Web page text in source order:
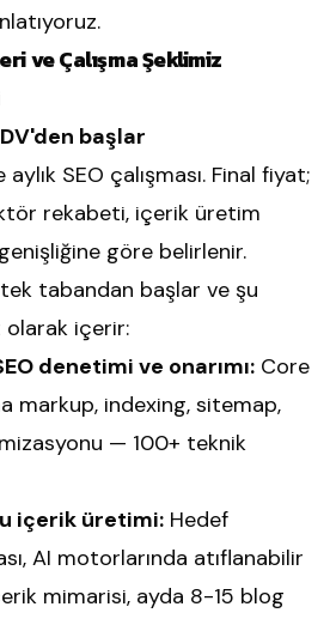
ve Çalışma Şeklimiz
başlar
SEO çalışması. Final fiyat;
rekabeti, içerik üretim
göre belirlenir.
tabandan başlar ve şu
içerir:
denetimi ve onarımı: Core
markup, indexing, sitemap,
— 100+ teknik
içerik üretimi: Hedef
AI motorlarında atıflanabilir
mimarisi, ayda 8-15 blog